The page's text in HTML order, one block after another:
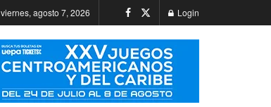
viernes, agosto 7, 2026 Login